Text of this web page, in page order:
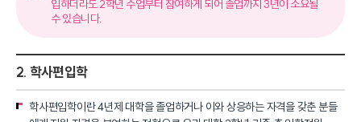
입하더라도 2학년 수업부터 참여하게 되어 졸업까지 3년이 소요될
수 있습니다.
2. 학사편입학
학사편입학이란 4년제 대학을 졸업하거나 이와 상응하는 자격을 갖춘 분들